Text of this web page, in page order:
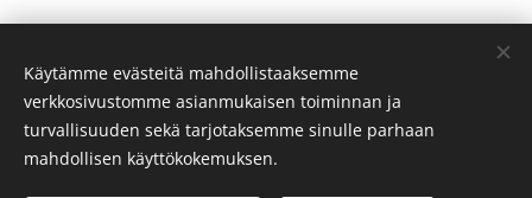
Käytämme evästeitä mahdollistaaksemme
verkkosivustomme asianmukaisen toiminnan ja
turvallisuuden sekä tarjotaksemme sinulle parhaan
mahdollisen käyttökokemuksen.